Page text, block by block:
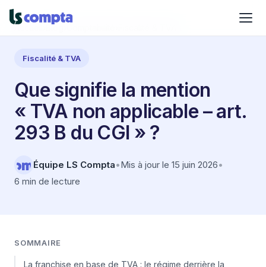
Accueil Blog
Fiscalité & TVA
Que signifie la mention
« TVA non applicable – art.
293 B du CGI » ?
Équipe LS Compta•Mis à jour le 15 juin 2026•
6 min de lecture
SOMMAIRE
La franchise en base de TVA : le régime derrière la